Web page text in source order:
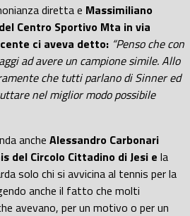
diretta e Massimiliano
Centro Sportivo Mta in via
ci aveva detto: “Penso che con
ad avere un campione simile. Allo
che tutti parlano di Sinner ed
nel miglior modo possibile
anche Alessandro Carbonari
del Circolo Cittadino di Jesi e la
solo chi si avvicina al tennis per la
anche il fatto che molti
avevano, per un motivo o per un